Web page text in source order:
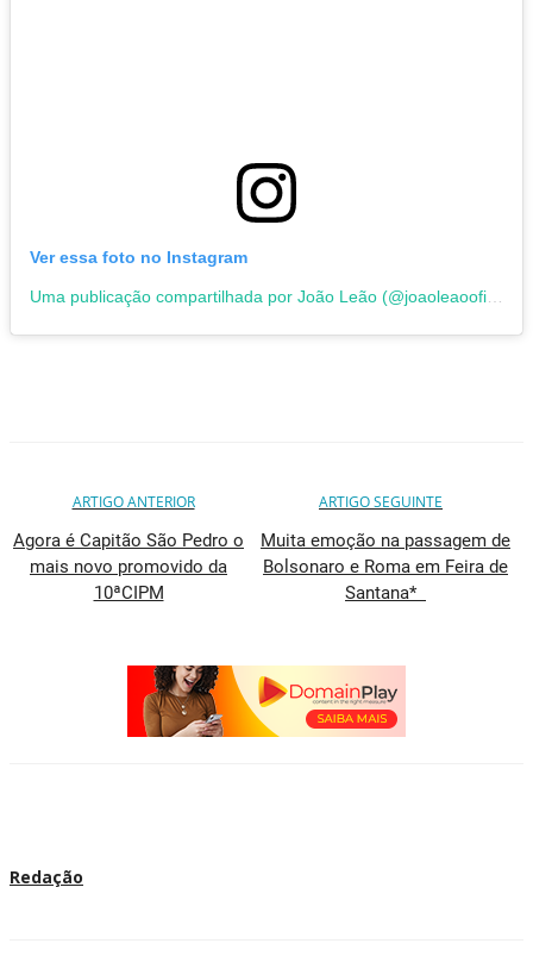
portugues
Ver essa foto no Instagram
ARTIGO ANTERIOR
Agora é Capitão São Pedro o
mais novo promovido da
10ªCIPM
ARTIGO SEGUINTE
Muita emoção na passagem de
Bolsonaro e Roma em Feira de
Santana*
Redação